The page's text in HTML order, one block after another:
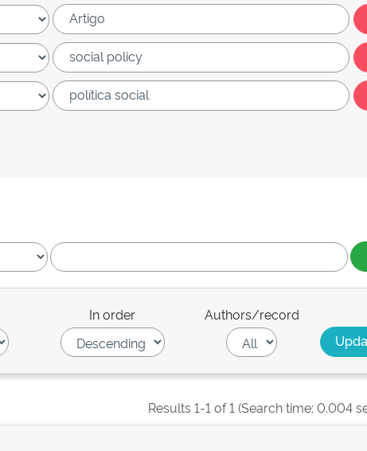
In order Authors/record
Results 1-1 of 1 (Search time: 0.004